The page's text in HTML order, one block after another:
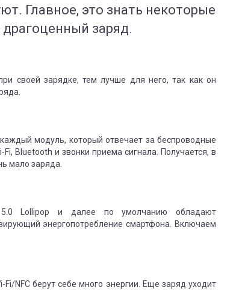
Главное, это знать некоторые
заряд.
своей зарядке, тем лучше для него, так как он
модуль, который отвечает за беспроводные
Bluetooth и звонки приема сигнала. Получается, в
мало заряда.
Lollipop и далее по умолчанию обладают
энергопотребление смартфона. Включаем
NFC берут себе много энергии. Еще заряд уходит